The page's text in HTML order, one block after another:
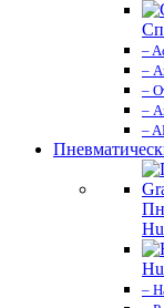
–
–
–
–
–
–